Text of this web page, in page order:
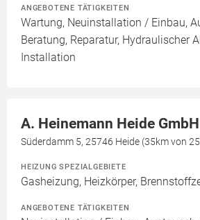
ANGEBOTENE TÄTIGKEITEN
Wartung, Neuinstallation / Einbau,
Beratung, Reparatur, Hydraulischer
Installation
A. Heinemann Heide
Süderdamm 5, 25746 Heide (35km von
HEIZUNG SPEZIALGEBIETE
Gasheizung, Heizkörper,
ANGEBOTENE TÄTIGKEITEN